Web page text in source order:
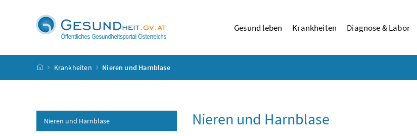
Gesund leben Krankheiten Diagnose & Labor
Startseite
Krankheiten Nieren und Harnblase
Nieren und Harnblase Nieren und Harnblase